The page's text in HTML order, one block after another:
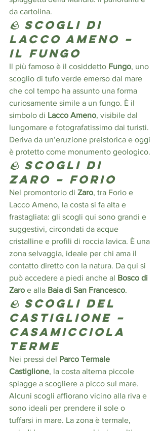
da cartolina.
🪨 Scogli di
Lacco Ameno –
Il Fungo
Il più famoso è il cosiddetto Fungo, uno
scoglio di tufo verde emerso dal mare
che col tempo ha assunto una forma
curiosamente simile a un fungo. È il
simbolo di Lacco Ameno, visibile dal
lungomare e fotografatissimo dai turisti.
Deriva da un’eruzione preistorica e oggi
è protetto come monumento geologico.
🪨 Scogli di
Zaro – Forio
Nel promontorio di Zaro, tra Forio e
Lacco Ameno, la costa si fa alta e
frastagliata: gli scogli qui sono grandi e
suggestivi, circondati da acque
cristalline e profili di roccia lavica. È una
zona selvaggia, ideale per chi ama il
contatto diretto con la natura. Da qui si
può accedere a piedi anche al Bosco di
Zaro e alla Baia di San Francesco.
🪨 Scogli del
Castiglione –
Casamicciola
Terme
Nei pressi del Parco Termale
Castiglione, la costa alterna piccole
spiagge a scogliere a picco sul mare.
Alcuni scogli affiorano vicino alla riva e
sono ideali per prendere il sole o
tuffarsi in mare. La zona è termale,